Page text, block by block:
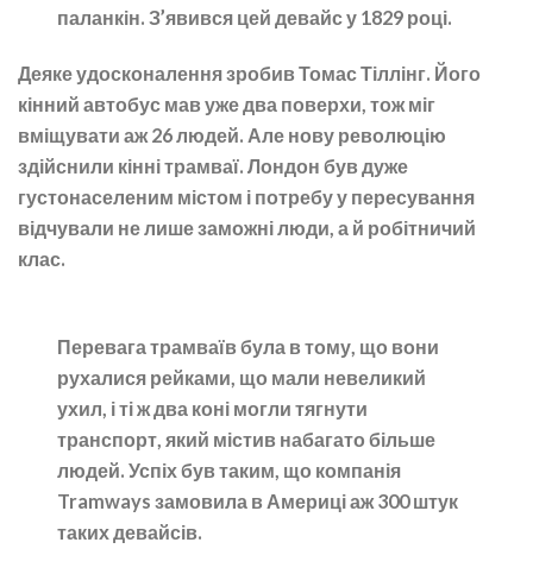
паланкін. З’явився цей девайс у 1829 році.
Деяке удосконалення зробив Томас Тіллінг. Його
кінний автобус мав уже два поверхи, тож міг
вміщувати аж 26 людей. Але нову революцію
здійснили кінні трамваї. Лондон був дуже
густонаселеним містом і потребу у пересування
відчували не лише заможні люди, а й робітничий
клас.
Перевага трамваїв була в тому, що вони
рухалися рейками, що мали невеликий
ухил, і ті ж два коні могли тягнути
транспорт, який містив набагато більше
людей. Успіх був таким, що компанія
Tramways замовила в Америці аж 300 штук
таких девайсів.